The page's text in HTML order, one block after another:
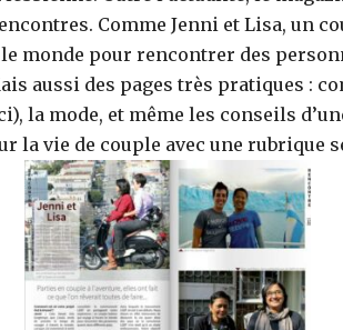
Comme Jenni et Lisa, un
monde pour rencontrer des
aussi des pages très pratiques :
la mode, et même les conseils
la vie de couple avec une rubrique